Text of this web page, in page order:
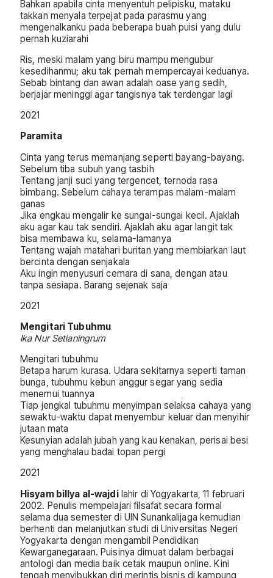
Bahkan apabila cinta menyentuh pelipisku, mataku
takkan menyala terpejat pada parasmu yang
mengenalkanku pada beberapa buah puisi yang dulu
pernah kuziarahi
Ris, meski malam yang biru mampu mengubur
kesedihanmu; aku tak pernah mempercayai keduanya.
Sebab bintang dan awan adalah oase yang sedih,
berjajar meninggi agar tangisnya tak terdengar lagi
2021
Paramita
Cinta yang terus memanjang seperti bayang-bayang.
Sebelum tiba subuh yang tasbih
Tentang janji suci yang tergencet, ternoda rasa
bimbang. Sebelum cahaya terampas malam-malam
ganas
Jika engkau mengalir ke sungai-sungai kecil. Ajaklah
aku agar kau tak sendiri. Ajaklah aku agar langit tak
bisa membawa ku, selama-lamanya
Tentang wajah matahari buritan yang membiarkan laut
bercinta dengan senjakala
Aku ingin menyusuri cemara di sana, dengan atau
tanpa sesiapa. Barang sejenak saja
2021
Mengitari Tubuhmu
Ika Nur Setianingrum
Mengitari tubuhmu
Betapa harum kurasa. Udara sekitarnya seperti taman
bunga, tubuhmu kebun anggur segar yang sedia
menemui tuannya
Tiap jengkal tubuhmu menyimpan selaksa cahaya yang
sewaktu-waktu dapat menyembur keluar dan menyihir
jutaan mata
Kesunyian adalah jubah yang kau kenakan, perisai besi
yang menghalau badai topan pergi
2021
Hisyam billya al-wajdilahir di Yogyakarta, 11 februari
2002. Penulis mempelajari filsafat secara formal
selama dua semester di UIN Sunankalijaga kemudian
berhenti dan melanjutkan studi di Universitas Negeri
Yogyakarta dengan mengambil Pendidikan
Kewarganegaraan. Puisinya dimuat dalam berbagai
antologi dan media baik cetak maupun online. Kini
tengah menyibukkan diri merintis bisnis di kampung